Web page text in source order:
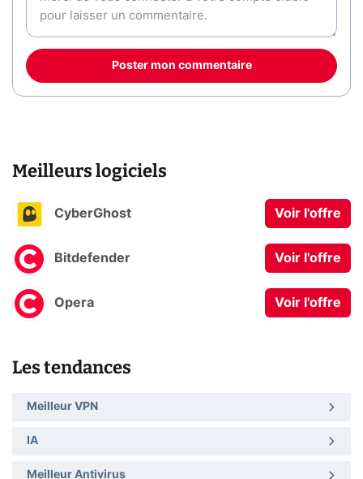
Poster mon commentaire
Meilleurs logiciels
CyberGhost Voir l'offre
Bitdefender Voir l'offre
Opera Voir l'offre
Les tendances
Meilleur VPN
IA
Meilleur Antivirus